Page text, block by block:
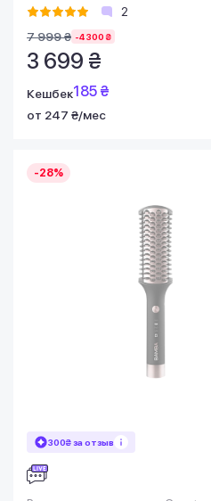
2
7 999 ₴ -4 300 ₴
3 699 ₴
Кешбек185 ₴
от 247 ₴/мес
-28%
300₴ за отзыв